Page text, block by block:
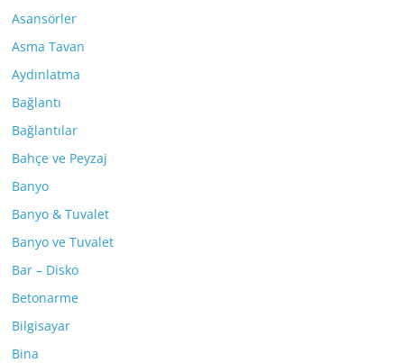
Asansörler
Asma Tavan
Aydınlatma
Bağlantı
Bağlantılar
Bahçe ve Peyzaj
Banyo
Banyo & Tuvalet
Banyo ve Tuvalet
Bar – Disko
Betonarme
Bilgisayar
Bina